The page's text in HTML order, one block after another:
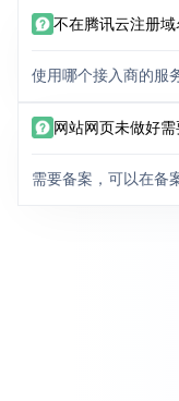
不在腾讯云注册
使用哪个接入商的服
网站网页未做好
需要备案，可以在备